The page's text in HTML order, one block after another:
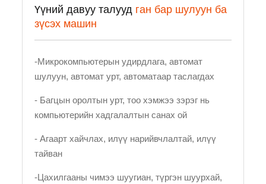
Үүний давуу талууд ган бар шулуун ба
зүсэх машин
-Микрокомпьютерын удирдлага, автомат
шулуун, автомат урт, автоматаар таслагдах
- Багцын оролтын урт, тоо хэмжээ зэрэг нь
компьютерийн хадгалалтын санах ой
- Агаарт хайчлах, илүү нарийвчлалтай, илүү
тайван
-Цахилгааны чимээ шуугиан, түргэн шуурхай,